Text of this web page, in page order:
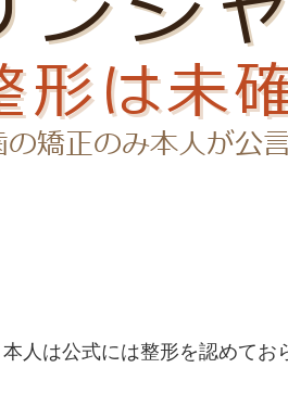
人は公式には整形を認めて